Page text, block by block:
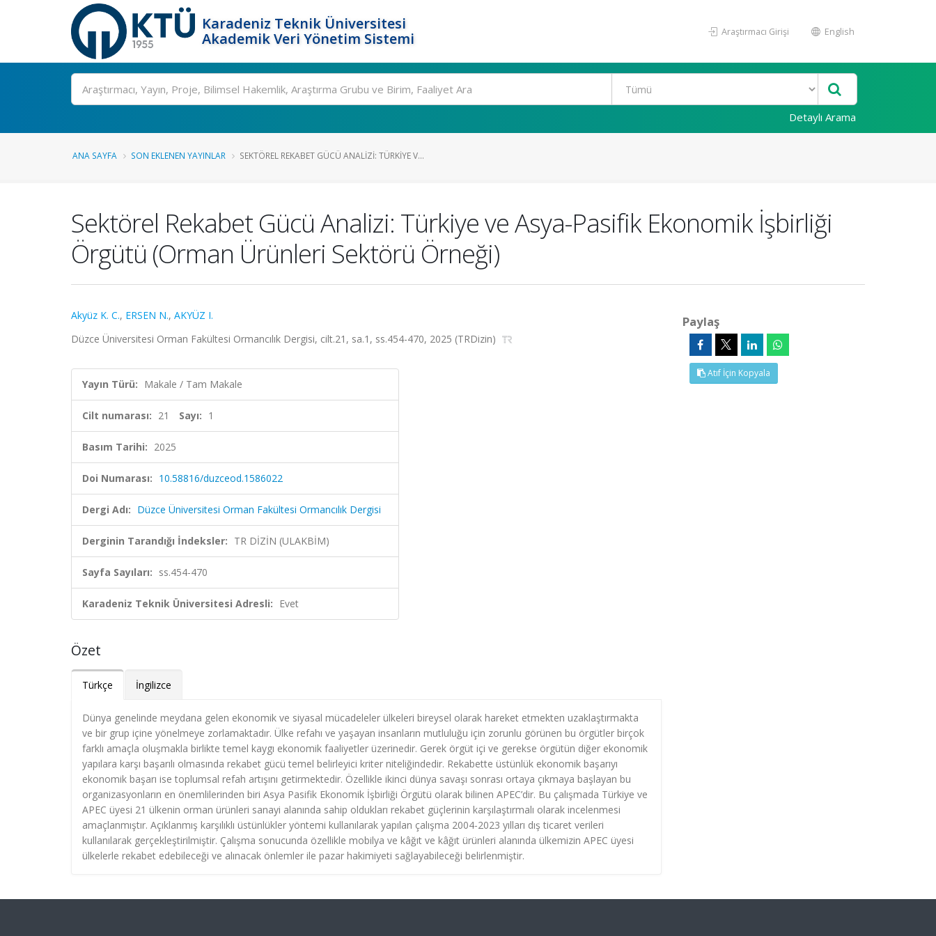
Karadeniz Teknik Üniversitesi
Akademik Veri Yönetim Sistemi
Araştırmacı Girişi English
Ara
Detaylı Arama
ANA SAYFA SON EKLENEN YAYINLAR SEKTÖREL REKABET GÜCÜ ANALIZI: TÜRKIYE V...
Sektörel Rekabet Gücü Analizi: Türkiye ve Asya-Pasifik Ekonomik İşbirliği
Örgütü (Orman Ürünleri Sektörü Örneği)
Akyüz K. C., ERSEN N., AKYÜZ I.
Düzce Üniversitesi Orman Fakültesi Ormancılık Dergisi, cilt.21, sa.1, ss.454-470, 2025 (TRDizin)
Yayın Türü: Makale / Tam Makale
Cilt numarası: 21 Sayı: 1
Basım Tarihi: 2025
Doi Numarası: 10.58816/duzceod.1586022
Dergi Adı: Düzce Üniversitesi Orman Fakültesi Ormancılık Dergisi
Derginin Tarandığı İndeksler: TR DİZİN (ULAKBİM)
Sayfa Sayıları: ss.454-470
Karadeniz Teknik Üniversitesi Adresli: Evet
Özet
Türkçe İngilizce
Dünya genelinde meydana gelen ekonomik ve siyasal mücadeleler ülkeleri bireysel olarak hareket etmekten uzaklaştırmakta
ve bir grup içine yönelmeye zorlamaktadır. Ülke refahı ve yaşayan insanların mutluluğu için zorunlu görünen bu örgütler birçok
farklı amaçla oluşmakla birlikte temel kaygı ekonomik faaliyetler üzerinedir. Gerek örgüt içi ve gerekse örgütün diğer ekonomik
yapılara karşı başarılı olmasında rekabet gücü temel belirleyici kriter niteliğindedir. Rekabette üstünlük ekonomik başarıyı
ekonomik başarı ise toplumsal refah artışını getirmektedir. Özellikle ikinci dünya savaşı sonrası ortaya çıkmaya başlayan bu
organizasyonların en önemlilerinden biri Asya Pasifik Ekonomik İşbirliği Örgütü olarak bilinen APEC’dir. Bu çalışmada Türkiye ve
APEC üyesi 21 ülkenin orman ürünleri sanayi alanında sahip oldukları rekabet güçlerinin karşılaştırmalı olarak incelenmesi
amaçlanmıştır. Açıklanmış karşılıklı üstünlükler yöntemi kullanılarak yapılan çalışma 2004-2023 yılları dış ticaret verileri
kullanılarak gerçekleştirilmiştir. Çalışma sonucunda özellikle mobilya ve kâğıt ve kâğıt ürünleri alanında ülkemizin APEC üyesi
ülkelerle rekabet edebileceği ve alınacak önlemler ile pazar hakimiyeti sağlayabileceği belirlenmiştir.
Paylaş
Atıf İçin Kopyala